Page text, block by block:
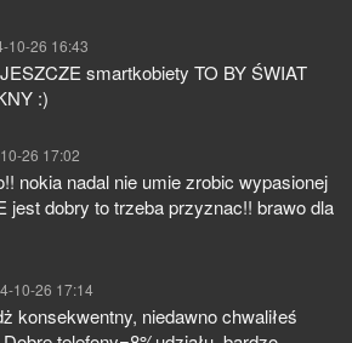
10-26 16:43
smartkobiety TO BY ŚWIAT
:)
26 17:02
nokia nadal nie umie zrobic wypasionej
jest dobry to trzeba przyznac!! brawo dla
10-26 17:14
konsekwentny, niedawno chwaliłeś